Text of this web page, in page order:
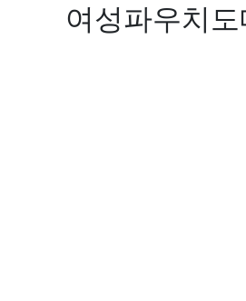
여성파우치